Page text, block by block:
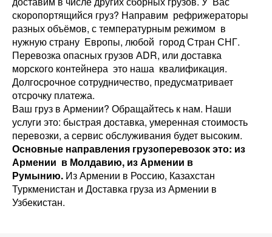
скоропортящийся груз? Направим рефрижераторы
разных объёмов, с температурным режимом в
нужную страну Европы, любой город Стран СНГ.
Перевозка опасных грузов АDR, или доставка
морского контейнера это наша квалификация.
Долгосрочное сотрудничество, предусматривает
отсрочку платежа.
Ваш груз в Армении? Обращайтесь к нам. Наши
услуги это: быстрая доставка, умеренная стоимость
перевозки, а сервис обслуживания будет высоким.
Основные направления грузоперевозок это: из
Армении в Молдавию, из Армении в
Румынию. Из Армении в Россию, Казахстан
Туркменистан и Доставка груза из Армении в
Узбекистан.